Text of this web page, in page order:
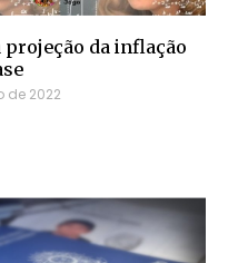
projeção da inflação
de 2022